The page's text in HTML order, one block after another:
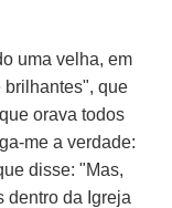
uma velha, em
brilhantes", que
orava todos
me a verdade:
disse: "Mas,
dentro da Igreja